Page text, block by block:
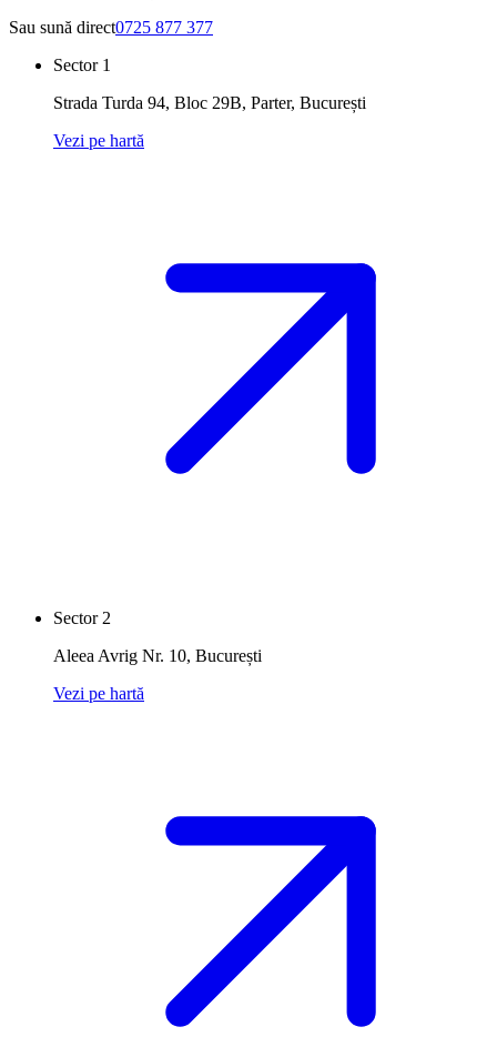
Sau sună direct0725 877 377
Sector 1
Strada Turda 94, Bloc 29B, Parter, București
Vezi pe hartă
Sector 2
Aleea Avrig Nr. 10, București
Vezi pe hartă